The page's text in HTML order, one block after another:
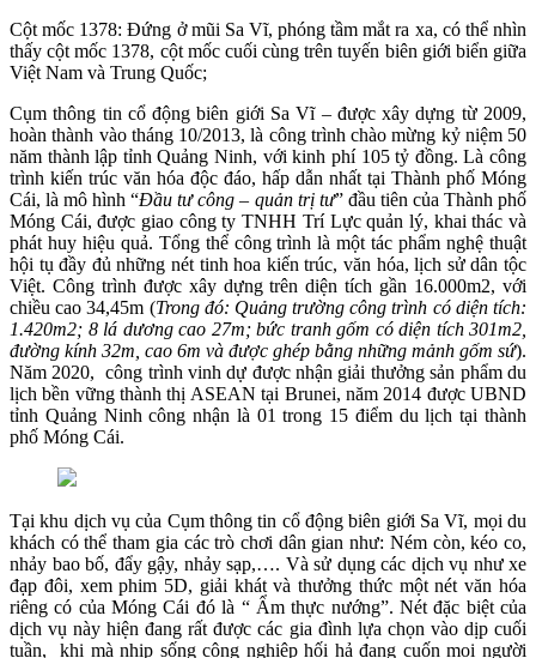
Cột mốc 1378: Đứng ở mũi Sa Vĩ, phóng tầm mắt ra xa, có thể nhìn
thấy cột mốc 1378, cột mốc cuối cùng trên tuyến biên giới biển giữa
Việt Nam và Trung Quốc;
Cụm thông tin cổ động biên giới Sa Vĩ – được xây dựng từ 2009,
hoàn thành vào tháng 10/2013, là công trình chào mừng kỷ niệm 50
năm thành lập tỉnh Quảng Ninh, với kinh phí 105 tỷ đồng. Là công
trình kiến trúc văn hóa độc đáo, hấp dẫn nhất tại Thành phố Móng
Cái, là mô hình “Đầu tư công – quản trị tư” đầu tiên của Thành phố
Móng Cái, được giao công ty TNHH Trí Lực quản lý, khai thác và
phát huy hiệu quả. Tổng thể công trình là một tác phẩm nghệ thuật
hội tụ đầy đủ những nét tinh hoa kiến trúc, văn hóa, lịch sử dân tộc
Việt. Công trình được xây dựng trên diện tích gần 16.000m2, với
chiều cao 34,45m (Trong đó: Quảng trường công trình có diện tích:
1.420m2; 8 lá dương cao 27m; bức tranh gốm có diện tích 301m2,
đường kính 32m, cao 6m và được ghép bằng những mảnh gốm sứ).
Năm 2020, công trình vinh dự được nhận giải thưởng sản phẩm du
lịch bền vững thành thị ASEAN tại Brunei, năm 2014 được UBND
tỉnh Quảng Ninh công nhận là 01 trong 15 điểm du lịch tại thành
phố Móng Cái.
Tại khu dịch vụ của Cụm thông tin cổ động biên giới Sa Vĩ, mọi du
khách có thể tham gia các trò chơi dân gian như: Ném còn, kéo co,
nhảy bao bố, đẩy gậy, nhảy sạp,…. Và sử dụng các dịch vụ như xe
đạp đôi, xem phim 5D, giải khát và thưởng thức một nét văn hóa
riêng có của Móng Cái đó là “ Ẩm thực nướng”. Nét đặc biệt của
dịch vụ này hiện đang rất được các gia đình lựa chọn vào dịp cuối
tuần, khi mà nhịp sống công nghiệp hối hả đang cuốn mọi người